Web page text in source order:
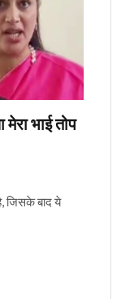
भाई तोप
जिसके बाद ये